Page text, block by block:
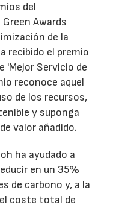
del
Awards
de la
recibido el premio
'Mejor Servicio de
reconoce aquel
de los recursos,
y suponga
valor añadido.
ha ayudado a
en un 35%
de carbono y, a la
coste total de